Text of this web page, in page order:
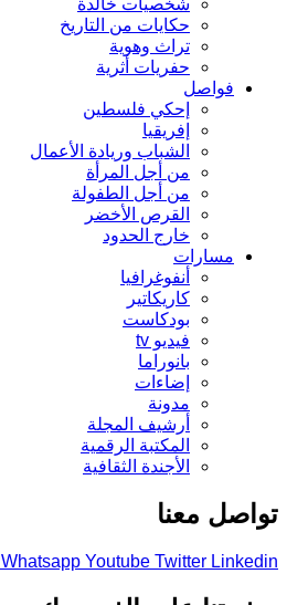
حكايات من التاريخ
تراث وهوية
حفريات أثرية
فواصل
إحكي فلسطين
إفريقيا
الشباب وريادة الأعمال
من أجل المرأة
من أجل الطفولة
القرص الأخضر
خارج الحدود
مسارات
أنفوغرافيا
كاريكاتير
بودكاست
فيديو tv
بانوراما
إضاءات
مدونة
أرشيف المجلة
المكتبة الرقمية
الأجندة الثقافية
تواصل معنا
Whatsapp Youtube Twitter Linkedin